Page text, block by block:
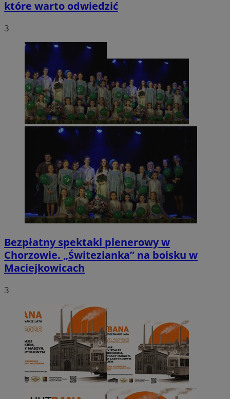
które warto odwiedzić
3
Bezpłatny spektakl plenerowy w
Chorzowie. „Świtezianka” na boisku w
Maciejkowicach
3